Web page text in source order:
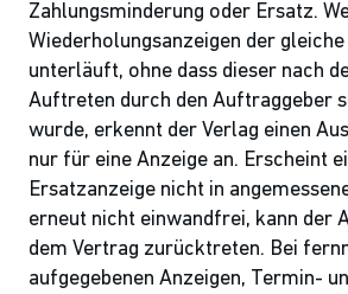
Zahlungsminderung oder Ersatz.
Wiederholungsanzeigen der
unterläuft, ohne dass dieser nach
Auftreten durch den Auftraggeber
wurde, erkennt der Verlag einen
nur für eine Anzeige an. Erscheint
Ersatzanzeige nicht in
erneut nicht einwandfrei, kann der
dem Vertrag zurücktreten. Bei
aufgegebenen Anzeigen, Termin-